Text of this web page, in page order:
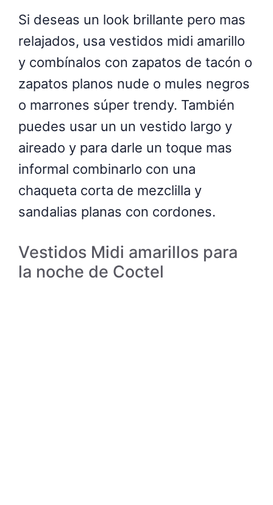
Si deseas un look brillante pero mas
relajados, usa vestidos midi amarillo
y combínalos con zapatos de tacón o
zapatos planos nude o mules negros
o marrones súper trendy. También
puedes usar un un vestido largo y
aireado y para darle un toque mas
informal combinarlo con una
chaqueta corta de mezclilla y
sandalias planas con cordones.
Vestidos Midi amarillos para
la noche de Coctel